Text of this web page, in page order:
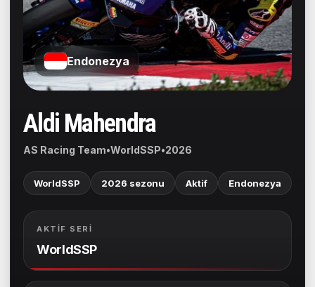
Endonezya
Aldi Mahendra
AS Racing Team•WorldSSP•2026
WorldSSP 2026 sezonu Aktif Endonezya
AKTIF SERI
WorldSSP